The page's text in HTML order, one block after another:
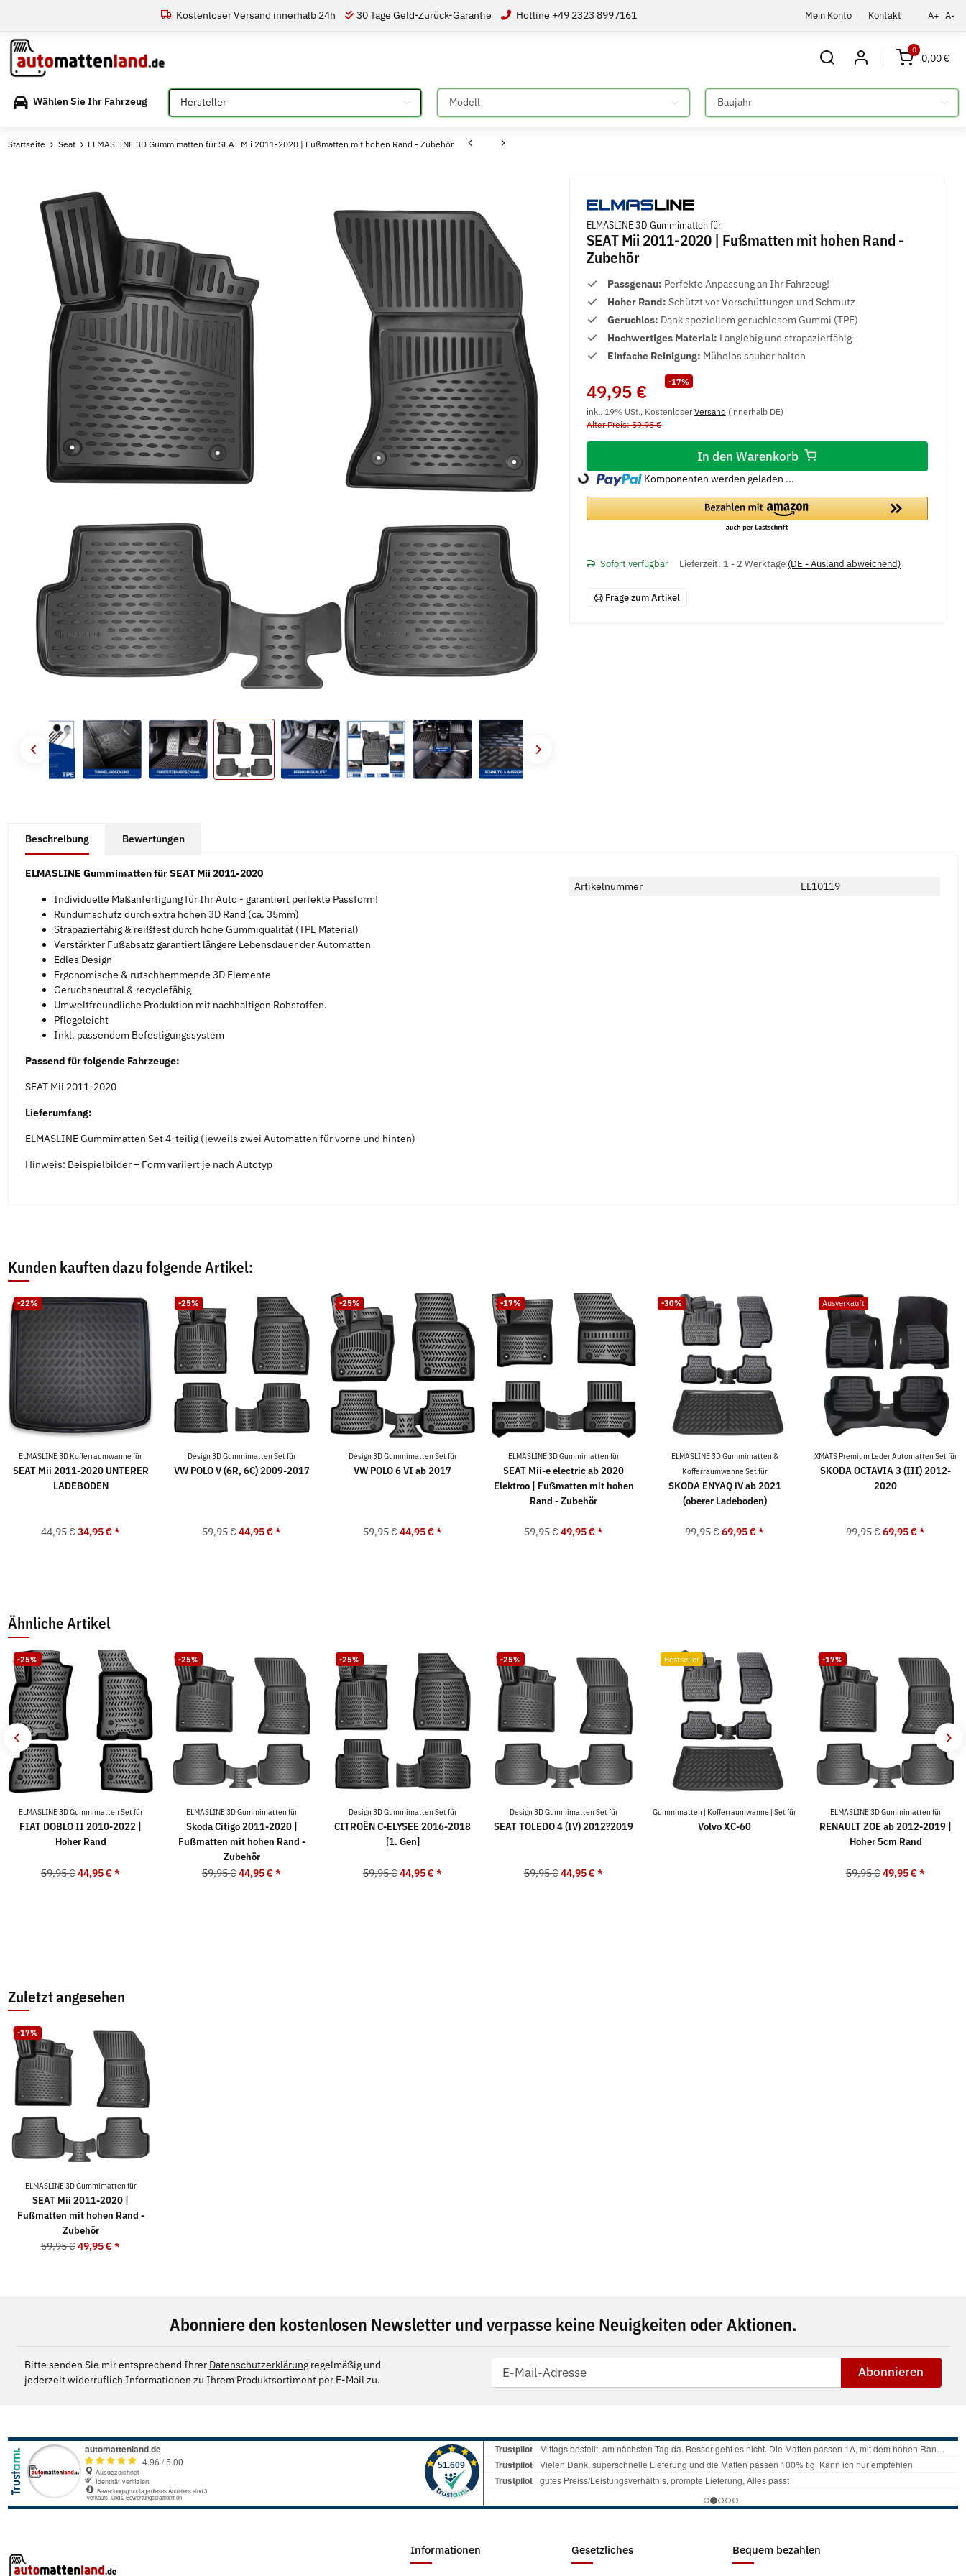
Mein Konto Kontakt A+ A-
Kostenloser Versand innerhalb 24h 30 Tage Geld-Zurück-Garantie Hotline +49 2323 8997161
0
0,00 €
Wählen Sie Ihr Fahrzeug Bitte auswählen Bitte auswählen Bitte auswählen
Startseite Seat ELMASLINE 3D Gummimatten für SEAT Mii 2011-2020 | Fußmatten mit hohen Rand - Zubehör
ELMASLINE 3D Gummimatten für
SEAT Mii 2011-2020 | Fußmatten mit hohen Rand -
Zubehör
Passgenau: Perfekte Anpassung an Ihr Fahrzeug!
Hoher Rand: Schützt vor Verschüttungen und Schmutz
Geruchlos: Dank speziellem geruchlosem Gummi (TPE)
Hochwertiges Material: Langlebig und strapazierfähig
Einfache Reinigung: Mühelos sauber halten
-17%
49,95 €
inkl. 19% USt., KostenloserVersand (innerhalb DE)
Alter Preis: 59,95 €
In den Warenkorb
Loading... Komponenten werden geladen ...
Sofort verfügbar Lieferzeit: 1 - 2 Werktage (DE - Ausland abweichend)
Frage zum Artikel
Beschreibung Bewertungen
ELMASLINE Gummimatten für SEAT Mii 2011-2020
Individuelle Maßanfertigung für Ihr Auto - garantiert perfekte Passform!
Rundumschutz durch extra hohen 3D Rand (ca. 35mm)
Strapazierfähig & reißfest durch hohe Gummiqualität (TPE Material)
Verstärkter Fußabsatz garantiert längere Lebensdauer der Automatten
Edles Design
Ergonomische & rutschhemmende 3D Elemente
Geruchsneutral & recyclefähig
Umweltfreundliche Produktion mit nachhaltigen Rohstoffen.
Pflegeleicht
Inkl. passendem Befestigungssystem
Passend für folgende Fahrzeuge:
SEAT Mii 2011-2020
Lieferumfang:
ELMASLINE Gummimatten Set 4-teilig (jeweils zwei Automatten für vorne und hinten)
Hinweis: Beispielbilder – Form variiert je nach Autotyp
Artikelnummer EL10119
Kunden kauften dazu folgende Artikel:
-22%
ELMASLINE 3D Kofferraumwanne für
SEAT Mii 2011-2020 UNTERER
LADEBODEN
44,95 € 34,95 €*
-25%
Design 3D Gummimatten Set für
VW POLO V (6R, 6C) 2009-2017
59,95 € 44,95 €*
-25%
Design 3D Gummimatten Set für
VW POLO 6 VI ab 2017
59,95 € 44,95 €*
-17%
ELMASLINE 3D Gummimatten für
SEAT Mii-e electric ab 2020
Elektroo | Fußmatten mit hohen
Rand - Zubehör
59,95 € 49,95 €*
-30%
ELMASLINE 3D Gummimatten &
Kofferraumwanne Set für
SKODA ENYAQ iV ab 2021
(oberer Ladeboden)
99,95 € 69,95 €*
Ausverkauft
XMATS Premium Leder Automatten Set für
SKODA OCTAVIA 3 (III) 2012-
2020
99,95 € 69,95 €*
Ähnliche Artikel
-25%
ELMASLINE 3D Gummimatten Set für
FIAT DOBLO II 2010-2022 |
Hoher Rand
59,95 € 44,95 €*
-25%
ELMASLINE 3D Gummimatten für
Skoda Citigo 2011-2020 |
Fußmatten mit hohen Rand -
Zubehör
59,95 € 44,95 €*
-25%
Design 3D Gummimatten Set für
CITROËN C-ELYSEE 2016-2018
[1. Gen]
59,95 € 44,95 €*
-25%
Design 3D Gummimatten Set für
SEAT TOLEDO 4 (IV) 2012?2019
59,95 € 44,95 €*
Bestseller
Gummimatten | Kofferraumwanne | Set für
Volvo XC-60
-17%
ELMASLINE 3D Gummimatten für
RENAULT ZOE ab 2012-2019 |
Hoher 5cm Rand
59,95 € 49,95 €*
Zuletzt angesehen
-17%
ELMASLINE 3D Gummimatten für
SEAT Mii 2011-2020 |
Fußmatten mit hohen Rand -
Zubehör
59,95 € 49,95 €*
Abonniere den kostenlosen Newsletter und verpasse keine Neuigkeiten oder Aktionen.
Bitte senden Sie mir entsprechend Ihrer Datenschutzerklärungregelmäßig und
jederzeit widerruflich Informationen zu Ihrem Produktsortiment per E-Mail zu.
Abonnieren
Informationen Gesetzliches Bequem bezahlen